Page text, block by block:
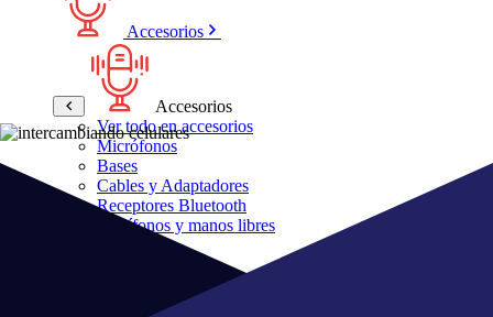
Accesorios
Accesorios
Ver todo en accesorios
Micrófonos
Bases
Cables y Adaptadores
Receptores Bluetooth
Audífonos y manos libres